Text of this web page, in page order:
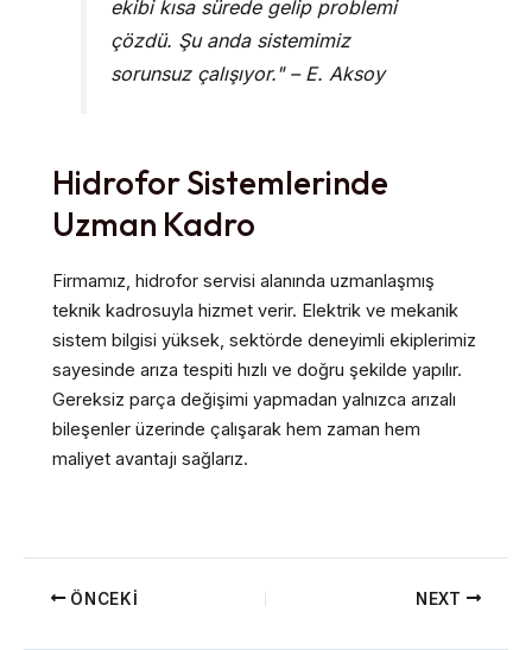
ekibi kısa sürede gelip problemi
çözdü. Şu anda sistemimiz
sorunsuz çalışıyor." – E. Aksoy
Hidrofor Sistemlerinde
Uzman Kadro
Firmamız, hidrofor servisi alanında uzmanlaşmış
teknik kadrosuyla hizmet verir. Elektrik ve mekanik
sistem bilgisi yüksek, sektörde deneyimli ekiplerimiz
sayesinde arıza tespiti hızlı ve doğru şekilde yapılır.
Gereksiz parça değişimi yapmadan yalnızca arızalı
bileşenler üzerinde çalışarak hem zaman hem
maliyet avantajı sağlarız.
ÖNCEKI NEXT